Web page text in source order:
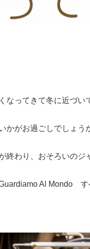
なってきて冬に近づい
かがお過ごしでしょう
終わり、おそろいの
Al Mondo す